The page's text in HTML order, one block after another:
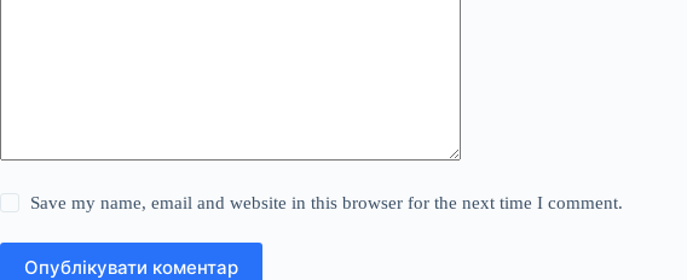
Save my name, email and website in this browser for the next time I comment.
Опублікувати коментар